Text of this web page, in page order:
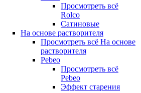
Просмотреть всё
Rolco
Сатиновые
На основе растворителя
Просмотреть всё На основе
растворителя
Pebeo
Просмотреть всё
Pebeo
Эффект старения